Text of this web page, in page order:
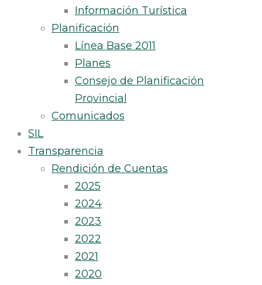
Información Turística
Planificación
Línea Base 2011
Planes
Consejo de Planificación
Provincial
Comunicados
SIL
Transparencia
Rendición de Cuentas
2025
2024
2023
2022
2021
2020